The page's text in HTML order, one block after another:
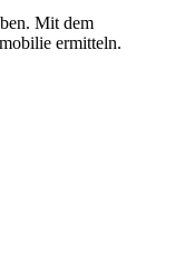
Mit dem
ermitteln.